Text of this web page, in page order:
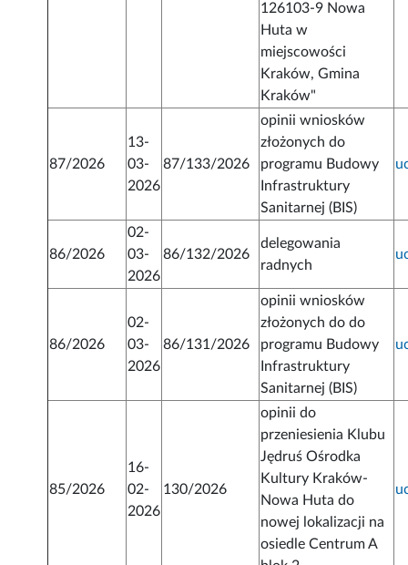
126103-9 Nowa
Huta w
miejscowości
Kraków, Gmina
Kraków"
87/2026
13-
03-
2026
87/133/2026
opinii wniosków
złożonych do
programu Budowy
Infrastruktury
Sanitarnej (BIS)
86/2026
02-
03-
2026
86/132/2026
delegowania
radnych
86/2026
02-
03-
2026
86/131/2026
opinii wniosków
złożonych do do
programu Budowy
Infrastruktury
Sanitarnej (BIS)
85/2026
16-
02-
2026
130/2026
opinii do
przeniesienia Klubu
Jędruś Ośrodka
Kultury Kraków-
Nowa Huta do
nowej lokalizacji na
osiedle Centrum A